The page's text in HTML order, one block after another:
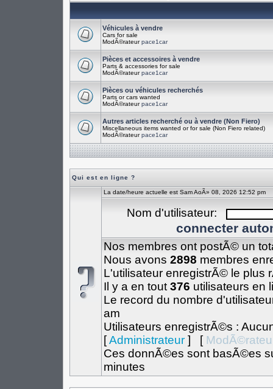
Véhicules à vendre
Cars for sale
ModÃ©rateurpace1car
Pièces et accessoires à vendre
Parts & accessories for sale
ModÃ©rateurpace1car
Pièces ou véhicules recherchés
Parts or cars wanted
ModÃ©rateurpace1car
Autres articles recherché ou à vendre (Non Fiero)
Miscellaneous items wanted or for sale (Non Fiero related)
ModÃ©rateurpace1car
Qui est en ligne ?
La date/heure actuelle est Sam AoÃ» 08, 2026 12:52 pm
Nom d'utilisateur:
connecter
Nos membres ont postÃ© un
Nous avons 2898 membres
L'utilisateur enregistrÃ© le plus
Il y a en tout 376 utilisateurs en
Le record du nombre
am
Utilisateurs enregistrÃ©s :
[Administrateur] [
Ces donnÃ©es sont basÃ©es
minutes